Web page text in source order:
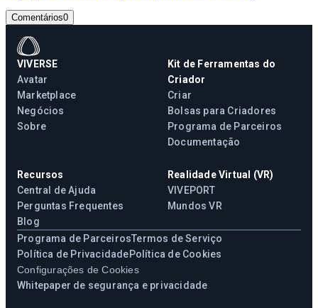
Comentários0
VIVERSE
Avatar
Marketplace
Negócios
Sobre
Kit de Ferramentas do
Criador
Criar
Bolsas para Criadores
Programa de Parceiros
Documentação
Recursos
Central de Ajuda
Perguntas Frequentes
Blog
Realidade Virtual (VR)
VIVEPORT
Mundos VR
Programa de ParceirosTermos de Serviço
Política de PrivacidadePolítica de Cookies
Configurações de Cookies
Whitepaper de segurança e privacidade